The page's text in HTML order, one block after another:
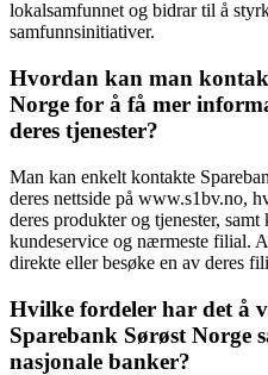
lokalsamfunnet og bidrar til å
samfunnsinitiativer.
Hvordan kan man
Norge for å få mer
deres tjenester?
Man kan enkelt kontakte
deres nettside på www.s1bv.no,
deres produkter og tjenester,
kundeservice og nærmeste filial.
direkte eller besøke en av deres
Hvilke fordeler har det å
Sparebank Sørøst Norge
nasjonale banker?